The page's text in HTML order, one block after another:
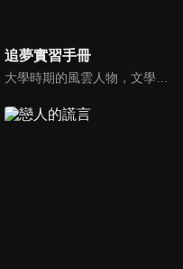
追夢實習手冊